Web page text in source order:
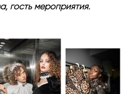
гость мероприятия.